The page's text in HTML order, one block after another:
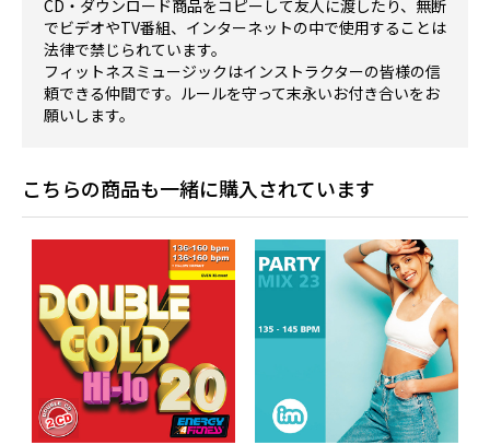
CD・ダウンロード商品をコピーして友人に渡したり、無断
でビデオやTV番組、インターネットの中で使用することは
法律で禁じられています。
フィットネスミュージックはインストラクターの皆様の信
頼できる仲間です。ルールを守って末永いお付き合いをお
願いします。
こちらの商品も一緒に購入されています